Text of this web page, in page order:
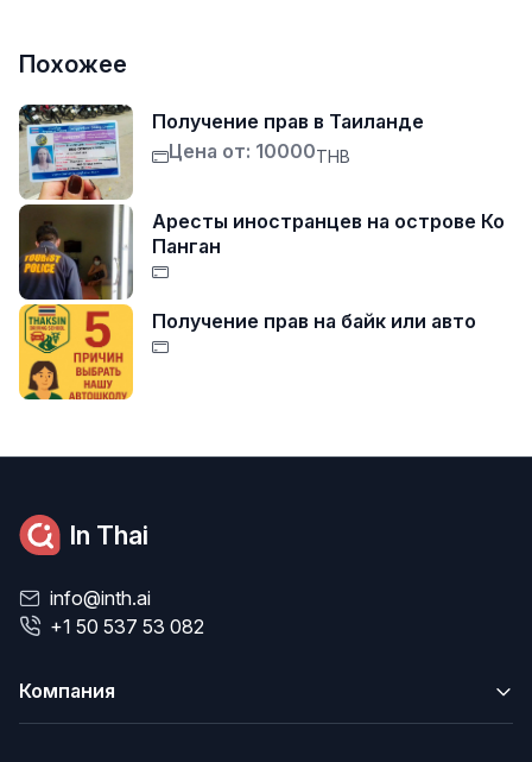
Похожее
Получение прав в Таиланде
Цена от: 10000THB
Аресты иностранцев на острове Ко
Панган
Получение прав на байк или авто
In Thai
info@inth.ai
+1 50 537 53 082
Компания